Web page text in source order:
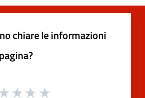
chiare le informazioni